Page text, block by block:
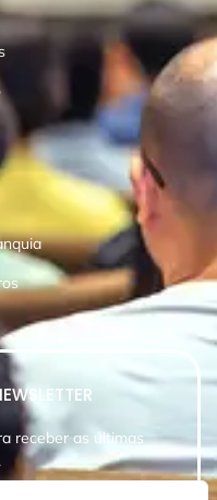
receber as últimas